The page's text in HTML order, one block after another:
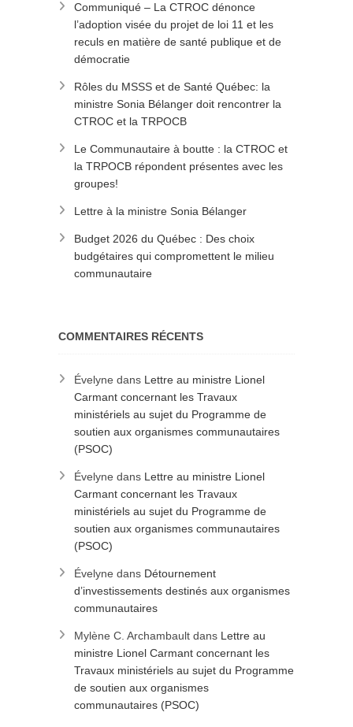
Communiqué – La CTROC dénonce
l’adoption visée du projet de loi 11 et les
reculs en matière de santé publique et de
démocratie
Rôles du MSSS et de Santé Québec: la
ministre Sonia Bélanger doit rencontrer la
CTROC et la TRPOCB
Le Communautaire à boutte : la CTROC et
la TRPOCB répondent présentes avec les
groupes!
Lettre à la ministre Sonia Bélanger
Budget 2026 du Québec : Des choix
budgétaires qui compromettent le milieu
communautaire
COMMENTAIRES RÉCENTS
Évelyne dans Lettre au ministre Lionel
Carmant concernant les Travaux
ministériels au sujet du Programme de
soutien aux organismes communautaires
(PSOC)
Évelyne dans Lettre au ministre Lionel
Carmant concernant les Travaux
ministériels au sujet du Programme de
soutien aux organismes communautaires
(PSOC)
Évelyne dans Détournement
d’investissements destinés aux organismes
communautaires
Mylène C. Archambault dans Lettre au
ministre Lionel Carmant concernant les
Travaux ministériels au sujet du Programme
de soutien aux organismes
communautaires (PSOC)